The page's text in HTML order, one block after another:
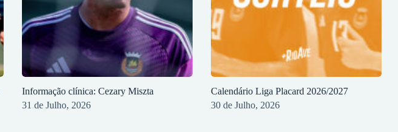
Informação clínica: Cezary Miszta
31 de Julho, 2026
Calendário Liga Placard 2026/2027
30 de Julho, 2026